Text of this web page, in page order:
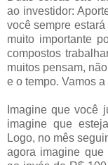
ao investidor:
você sempre
muito importante
compostos
muitos pensam,
e o tempo. Vamos
Imagine que você
imagine que
Logo, no mês
agora imagine que